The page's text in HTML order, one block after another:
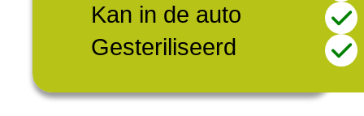
Kan in de auto
Gesteriliseerd